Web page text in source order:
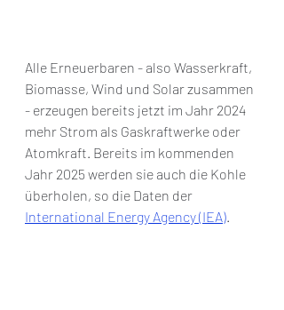
Alle Erneuerbaren - also Wasserkraft,
Biomasse, Wind und Solar zusammen
- erzeugen bereits jetzt im Jahr 2024
mehr Strom als Gaskraftwerke oder
Atomkraft. Bereits im kommenden
Jahr 2025 werden sie auch die Kohle
überholen, so die Daten der
International Energy Agency (IEA).